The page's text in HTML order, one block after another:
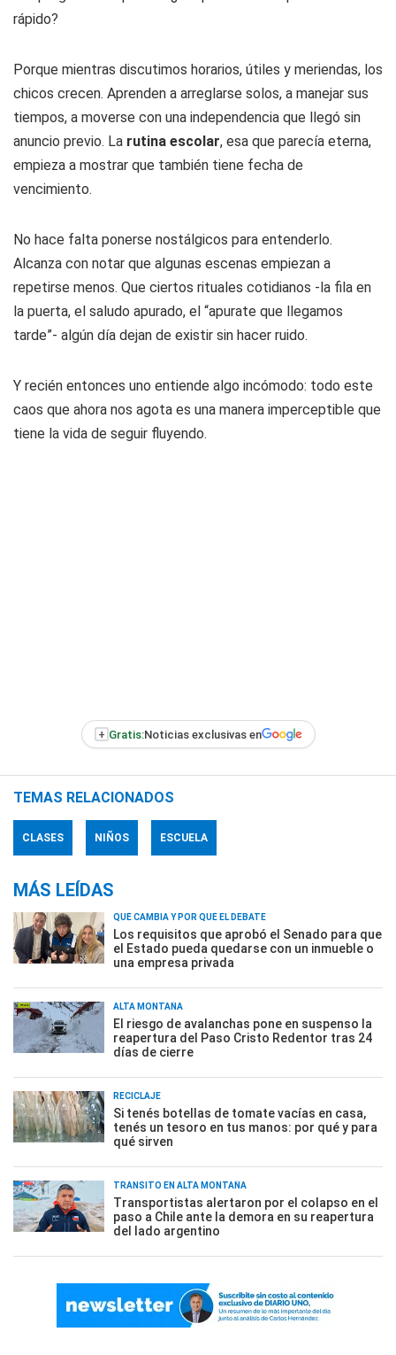
rápido?
Porque mientras discutimos horarios, útiles y meriendas, los
chicos crecen. Aprenden a arreglarse solos, a manejar sus
tiempos, a moverse con una independencia que llegó sin
anuncio previo. La rutina escolar, esa que parecía eterna,
empieza a mostrar que también tiene fecha de
vencimiento.
No hace falta ponerse nostálgicos para entenderlo.
Alcanza con notar que algunas escenas empiezan a
repetirse menos. Que ciertos rituales cotidianos -la fila en
la puerta, el saludo apurado, el “apurate que llegamos
tarde”- algún día dejan de existir sin hacer ruido.
Y recién entonces uno entiende algo incómodo: todo este
caos que ahora nos agota es una manera imperceptible que
tiene la vida de seguir fluyendo.
+ Gratis:Noticias exclusivas en
TEMAS RELACIONADOS
CLASES NIÑOS ESCUELA
MÁS LEÍDAS
QUÉ CAMBIA Y POR QUÉ EL DEBATE
Los requisitos que aprobó el Senado para que
el Estado pueda quedarse con un inmueble o
una empresa privada
ALTA MONTAÑA
El riesgo de avalanchas pone en suspenso la
reapertura del Paso Cristo Redentor tras 24
días de cierre
RECICLAJE
Si tenés botellas de tomate vacías en casa,
tenés un tesoro en tus manos: por qué y para
qué sirven
TRÁNSITO EN ALTA MONTAÑA
Transportistas alertaron por el colapso en el
paso a Chile ante la demora en su reapertura
del lado argentino